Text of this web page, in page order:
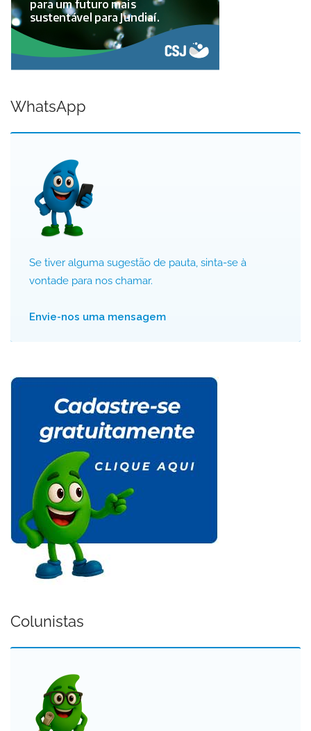
WhatsApp
Se tiver alguma sugestão de pauta, sinta-se à
vontade para nos chamar.
Envie-nos uma mensagem
Colunistas